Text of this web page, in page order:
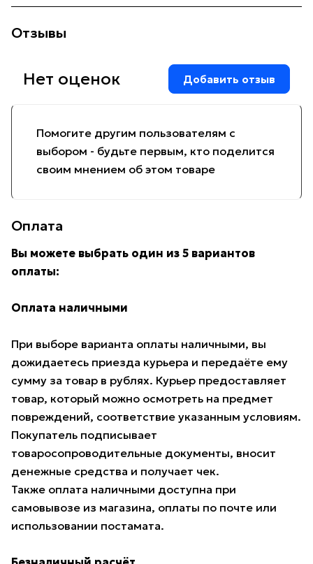
Отзывы
Помогите другим пользователям с
выбором - будьте первым, кто поделится
своим мнением об этом товаре
Нет оценок Добавить отзыв
Оплата
Вы можете выбрать один из 5 вариантов
оплаты:
Оплата наличными
При выборе варианта оплаты наличными, вы
дожидаетесь приезда курьера и передаёте ему
сумму за товар в рублях. Курьер предоставляет
товар, который можно осмотреть на предмет
повреждений, соответствие указанным условиям.
Покупатель подписывает
товаросопроводительные документы, вносит
денежные средства и получает чек.
Также оплата наличными доступна при
самовывозе из магазина, оплаты по почте или
использовании постамата.